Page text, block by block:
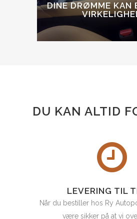
DINE DRØMME KAN
DU KAN ALTID
LEVERING TIL
Når du bestiller hos Ry
være sikker på at vi